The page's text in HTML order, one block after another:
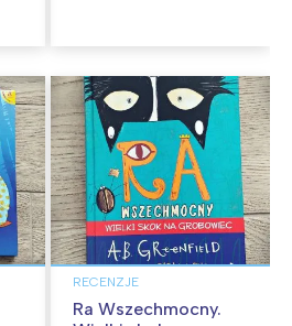
RECENZJE
Ra Wszechmocny.